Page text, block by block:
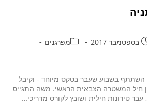
מפרגנים
בשבוע שעבר בטקס מיוחד - וקיבל
חיל המשטרה הצבאית הראשי. משה התגייס
טירונות חילית ושובץ לקורס מדריכי…